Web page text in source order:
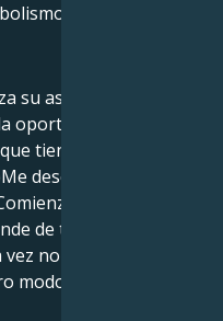
su asociación con los
oportunidad de ver
tienes esperanza y
descarrilé y
o reagrúpate
de ti comenzar de
no caes en las
modo, hay una